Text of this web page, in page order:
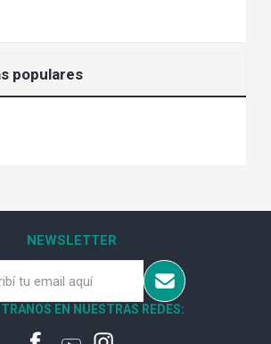
populares
NEWSLETTER
EN NUESTRAS REDES: